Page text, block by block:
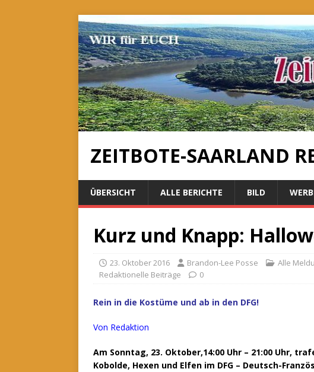
ZEITBOTE-SAARLAND
ÜBERSICHT ALLE BERICHTE BILD
Kurz und Knapp:
23. Oktober 2016 Brandon-Lee Posse Alle
Redaktionelle Beiträge
0
Rein in die Kostüme und ab in den DFG!
Von Redaktion
Am Sonntag, 23. Oktober,14:00 Uhr – 21:00 Uhr,
Kobolde, Hexen und Elfen im DFG – Deutsch-